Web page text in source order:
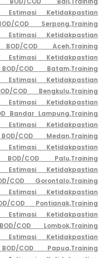
Ketidakpastian
COD Serpong,Training
Ketidakpastian
COD Aceh,Training
Ketidakpastian
COD Batam,Training
Ketidakpastian
COD Bengkulu,Training
Ketidakpastian
Bandar Lampung,Training
Ketidakpastian
COD Medan,Training
Ketidakpastian
COD Palu,Training
Ketidakpastian
COD Gorontalo,Training
Ketidakpastian
COD Pontianak,Training
Ketidakpastian
COD Lombok,Training
Ketidakpastian
COD Papua,Training